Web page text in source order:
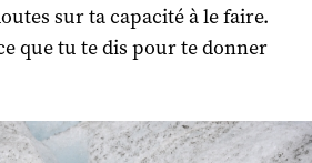
sur ta capacité à le faire.
que tu te dis pour te donner